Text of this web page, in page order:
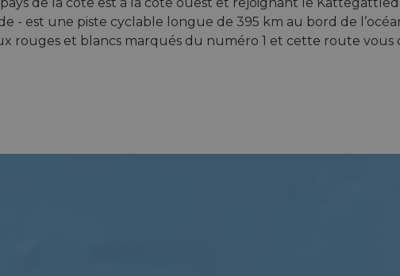
de la côte est à la côte ouest et rejoignant le
- est une piste cyclable longue de 395 km au bord de
rouges et blancs marqués du numéro 1 et cette route vous